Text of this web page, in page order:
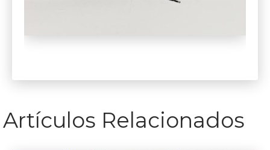
Artículos Relacionados